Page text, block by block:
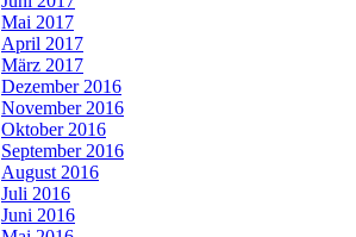
Mai 2017
April 2017
März 2017
Dezember 2016
November 2016
Oktober 2016
September 2016
August 2016
Juli 2016
Juni 2016